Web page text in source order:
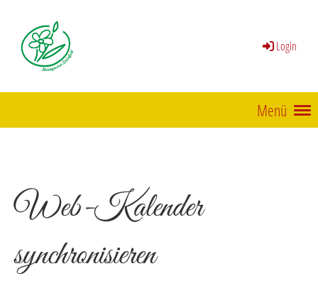
Login
Menü
Web-Kalender
synchronisieren